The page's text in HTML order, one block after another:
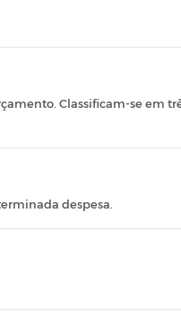
Classificam-se em
despesa.